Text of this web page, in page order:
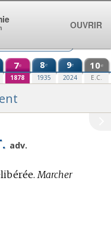
7e
1878
8e
1935
9e
2024
10e
E.C.
adv.
Marcher
OUVRIR